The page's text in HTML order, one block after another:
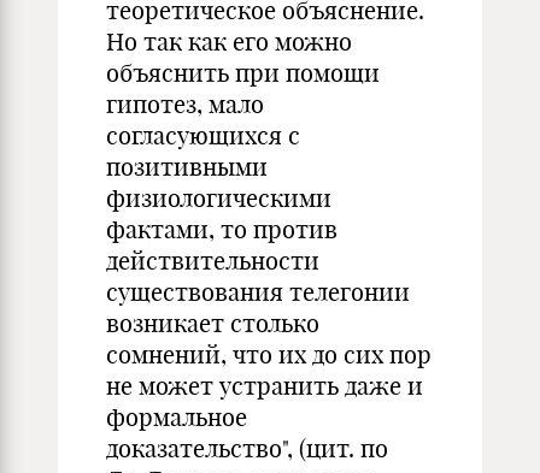
теоретическое объяснение.
Но так как его можно
объяснить при помощи
гипотез, мало
согласующихся с
позитивными
физиологическими
фактами, то против
действительности
существования телегонии
возникает столько
сомнений, что их до сих пор
не может устранить даже и
формальное
доказательство", (цит. по